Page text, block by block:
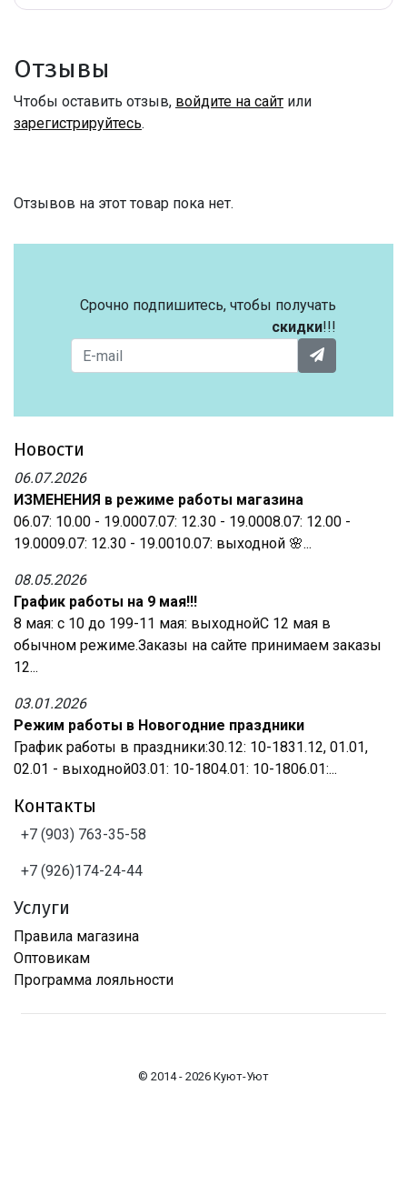
Отзывы
Чтобы оставить отзыв, войдите на сайт или
зарегистрируйтесь.
Отзывов на этот товар пока нет.
Срочно подпишитесь, чтобы получать
скидки!!!
Новости
06.07.2026
ИЗМЕНЕНИЯ в режиме работы магазина
06.07: 10.00 - 19.0007.07: 12.30 - 19.0008.07: 12.00 -
19.0009.07: 12.30 - 19.0010.07: выходной 🌸...
08.05.2026
График работы на 9 мая!!!
8 мая: с 10 до 199-11 мая: выходнойС 12 мая в
обычном режиме.Заказы на сайте принимаем заказы
12...
03.01.2026
Режим работы в Новогодние праздники
График работы в праздники:30.12: 10-1831.12, 01.01,
02.01 - выходной03.01: 10-1804.01: 10-1806.01:...
Контакты
+7 (903) 763-35-58
+7 (926)174-24-44
Услуги
Правила магазина
Оптовикам
Программа лояльности
© 2014 - 2026 Куют-Уют